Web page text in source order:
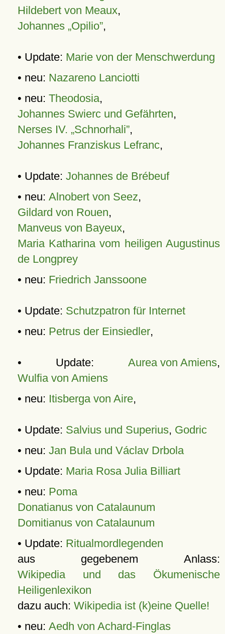
Hildebert von Meaux,
Johannes „Opilio”,
• Update: Marie von der Menschwerdung
• neu: Nazareno Lanciotti
• neu: Theodosia,
Johannes Swierc und Gefährten,
Nerses IV. „Schnorhali”,
Johannes Franziskus Lefranc,
• Update: Johannes de Brébeuf
• neu: Alnobert von Seez,
Gildard von Rouen,
Manveus von Bayeux,
Maria Katharina vom heiligen Augustinus
de Longprey
• neu: Friedrich Janssoone
• Update: Schutzpatron für Internet
• neu: Petrus der Einsiedler,
• Update: Aurea von Amiens,
Wulfia von Amiens
• neu: Itisberga von Aire,
• Update: Salvius und Superius, Godric
• neu: Jan Bula und Václav Drbola
• Update: Maria Rosa Julia Billiart
• neu: Poma
Donatianus von Catalaunum
Domitianus von Catalaunum
• Update: Ritualmordlegenden
aus gegebenem Anlass:
Wikipedia und das Ökumenische
Heiligenlexikon
dazu auch: Wikipedia ist (k)eine Quelle!
• neu: Aedh von Achard-Finglas